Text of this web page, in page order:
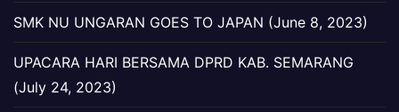
SMK NU UNGARAN GOES TO JAPAN (June 8, 2023)
UPACARA HARI BERSAMA DPRD KAB. SEMARANG
(July 24, 2023)